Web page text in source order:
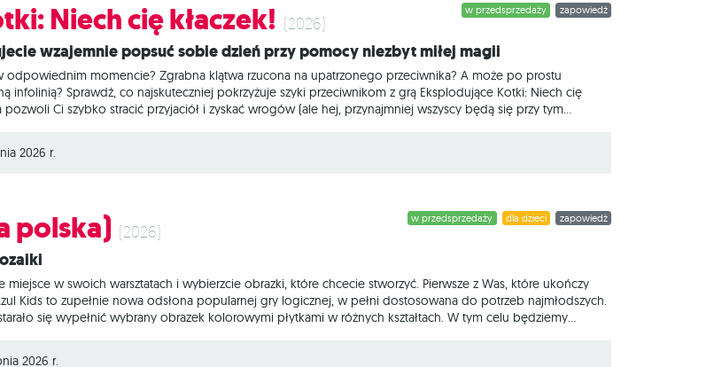
zapowiedź
w przedsprzedaży
Niech cię kłaczek! (2026)
wzajemnie popsuć sobie dzień przy pomocy niezbyt miłej magii
odpowiednim momencie? Zgrabna klątwa rzucona na upatrzonego przeciwnika? A może po prostu
infolinią? Sprawdź, co najskuteczniej pokrzyżuje szyki przeciwnikom z grą Eksplodujące Kotki: Niech cię
pozwoli Ci szybko stracić przyjaciół i zyskać wrogów (ale hej, przynajmniej wszyscy będą się przy tym
2026 r.
zapowiedź
dla dzieci
w przedsprzedaży
polska) (2026)
w swoich warsztatach i wybierzcie obrazki, które chcecie stworzyć. Pierwsze z Was, które ukończy
Kids to zupełnie nowa odsłona popularnej gry logicznej, w pełni dostosowana do potrzeb najmłodszych.
się wypełnić wybrany obrazek kolorowymi płytkami w różnych kształtach. W tym celu będziemy
2026 r.